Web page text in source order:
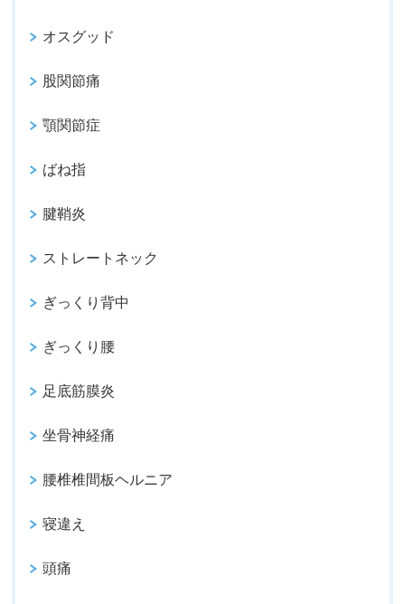
オスグッド
股関節痛
顎関節症
ばね指
腱鞘炎
ストレートネック
ぎっくり背中
ぎっくり腰
足底筋膜炎
坐骨神経痛
腰椎椎間板ヘルニア
寝違え
頭痛